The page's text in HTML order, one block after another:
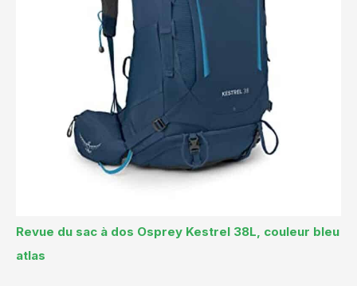
Revue du sac à dos Osprey Kestrel 38L, couleur bleu
atlas